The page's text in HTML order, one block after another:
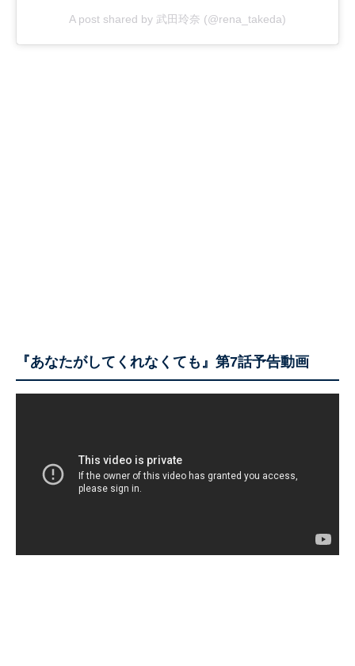
A post shared by 武田玲奈 (@rena_takeda)
『あなたがしてくれなくても』第7話予告動画